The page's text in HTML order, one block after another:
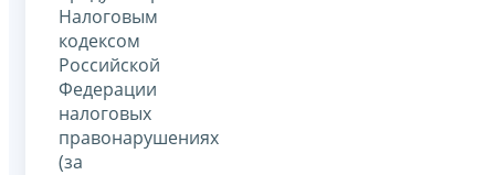
Налоговым
кодексом
Российской
Федерации
налоговых
правонарушениях
(за